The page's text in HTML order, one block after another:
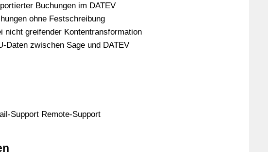
Buchungen im DATEV
ohne Festschreibung
nicht greifender Kontentransformation
Daten zwischen Sage und DATEV
Support Remote-Support